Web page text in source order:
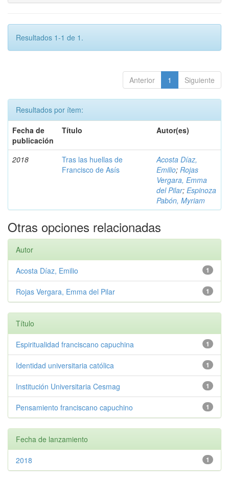
Resultados 1-1 de 1.
Anterior 1 Siguiente
Resultados por ítem:
Fecha de
publicación
Título Autor(es)
2018
Tras las huellas de
Francisco de Asís
Acosta Díaz,
Emilio; Rojas
Vergara, Emma
del Pilar; Espinoza
Pabón, Myriam
Otras opciones relacionadas
Autor
1
Acosta Díaz, Emilio
1
Rojas Vergara, Emma del Pilar
Título
1
Espiritualidad franciscano capuchina
1
Identidad universitaria católica
1
Institución Universitaria Cesmag
1
Pensamiento franciscano capuchino
Fecha de lanzamiento
1
2018